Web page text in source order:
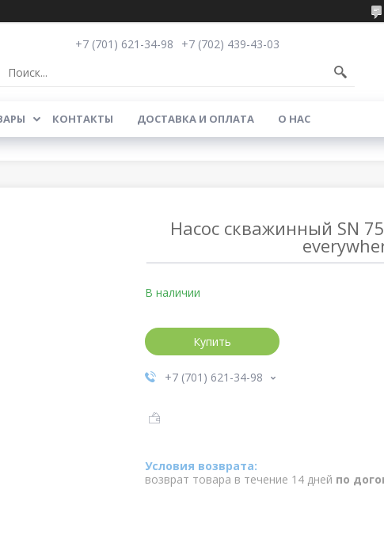
+7 (701) 621-34-98
+7 (702) 439-43-03
КОНТАКТЫ ДОСТАВКА И ОПЛАТА О НАС
Насос скважинный SN
В наличии
Купить
+7 (701) 621-34-98
возврат товара в течение 14 дней по